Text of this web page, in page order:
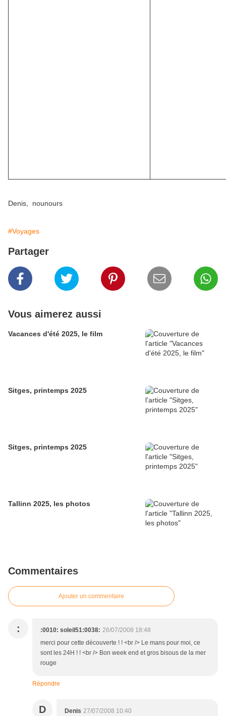
Denis, nounours
#Voyages
Partager
Vous aimerez aussi
Vacances d'été 2025, le film
Sitges, printemps 2025
Sitges, printemps 2025
Tallinn 2025, les photos
Commentaires
Ajouter un commentaire
: :0010: soleil51:0038: 26/07/2008 18:48
merci pour cette découverte ! ! <br /> Le mans pour moi, ce
sont les 24H ! ! <br /> Bon week end et gros bisous de la mer
rouge
Répondre
D Denis 27/07/2008 10:40